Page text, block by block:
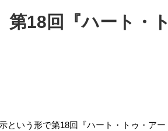
18回『ハート・ト
という形で第18回『ハート・トゥ・アー